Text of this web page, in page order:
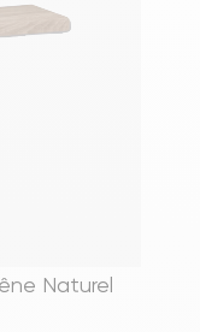
Naturel